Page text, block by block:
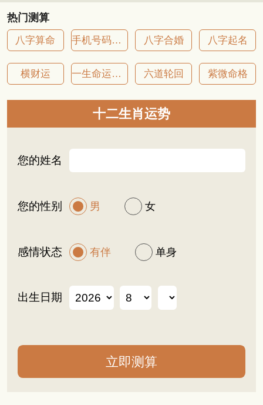
热门测算
八字算命 手机号码吉凶 八字合婚 八字起名
横财运 一生命运详批 六道轮回 紫微命格
十二生肖运势
您的姓名
您的性别 男 女
感情状态 有伴 单身
出生日期